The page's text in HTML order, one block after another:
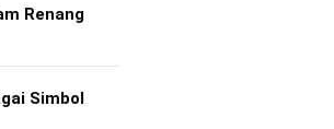
Renang
Simbol